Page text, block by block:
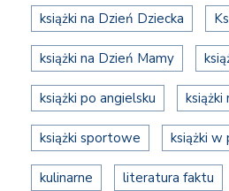
książki na Dzień Dziecka
książki na Dzień Mamy
książki po angielsku książki
książki sportowe książki w
kulinarne literatura faktu